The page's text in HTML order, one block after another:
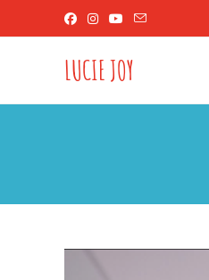
LUCIE JOY